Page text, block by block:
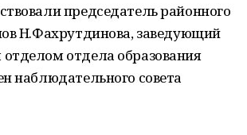
председатель районного
Н.Фахрутдинова, заведующий
отдела образования
наблюдательного совета